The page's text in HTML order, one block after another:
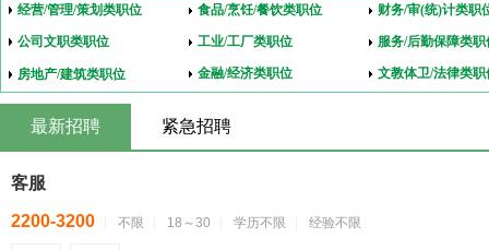
经营/管理/策划类职位 食品/烹饪/餐饮类职位 财务/审(统)计类职
公司文职类职位 工业/工厂类职位 服务/后勤保障类职
房地产/建筑类职位 金融/经济类职位 文教体卫/法律类职
最新招聘 紧急招聘
客服
2200-3200 不限 18～30 学历不限 经验不限